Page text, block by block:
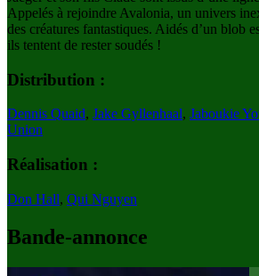
Appelés à rejoindre Avalonia, un univers
des créatures fantastiques. Aidés d’un blob
ils tentent de rester soudés !
Distribution :
Dennis Quaid, Jake Gyllenhaal, Jaboukie
Union
Réalisation :
Don Hall, Qui Nguyen
Bande-annonce